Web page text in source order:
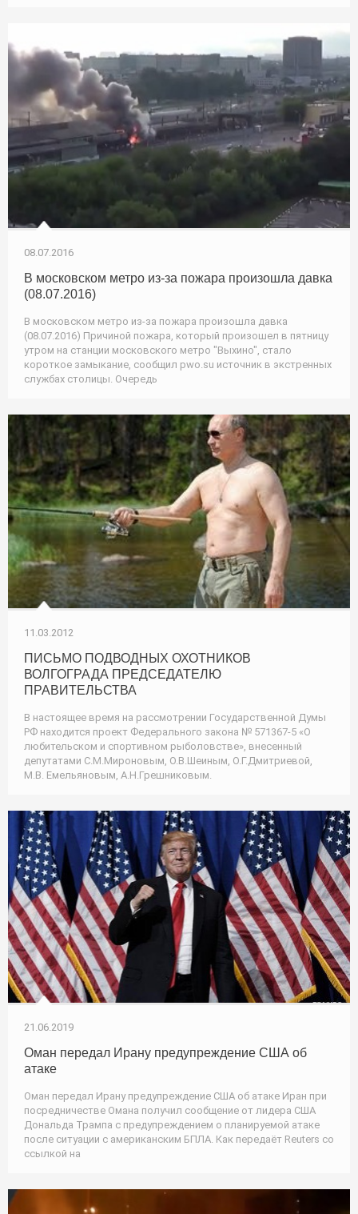
08.07.2016
В московском метро из-за пожара произошла давка
(08.07.2016)
В московском метро из-за пожара произошла давка
(08.07.2016) Причиной пожара, который произошел в пятницу
утром на станции московского метро "Выхино", стало
короткое замыкание, сообщил pwo.su источник в экстренных
службах столицы. Очередь
11.03.2012
ПИСЬМО ПОДВОДНЫХ ОХОТНИКОВ
ВОЛГОГРАДА ПРЕДСЕДАТЕЛЮ
ПРАВИТЕЛЬСТВА
В настоящее время на рассмотрении Государственной Думы
РФ находится проект Федерального закона № 571367-5 «О
любительском и спортивном рыболовстве», внесенный
депутатами С.М.Мироновым, О.В.Шеиным, О.Г.Дмитриевой,
М.В. Емельяновым, А.Н.Грешниковым.
21.06.2019
Оман передал Ирану предупреждение США об
атаке
Оман передал Ирану предупреждение США об атаке Иран при
посредничестве Омана получил сообщение от лидера США
Дональда Трампа с предупреждением о планируемой атаке
после ситуации с американским БПЛА. Как передаёт Reuters со
ссылкой на